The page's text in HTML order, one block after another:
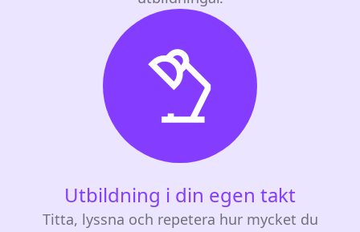
Utbildning i din egen takt
Titta, lyssna och repetera hur mycket du